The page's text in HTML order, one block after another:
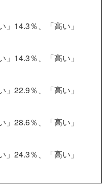
」14.3％、「高い」
14.3％、「高い」
22.9％、「高い」
28.6％、「高い」
24.3％、「高い」